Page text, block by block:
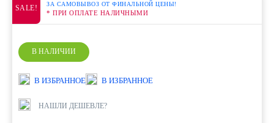
SALE! ЗА САМОВЫВОЗ ОТ ФИНАЛЬНОЙ ЦЕНЫ!
* ПРИ ОПЛАТЕ НАЛИЧНЫМИ
В НАЛИЧИИ
В ИЗБРАННОЕ В ИЗБРАННОЕ
НАШЛИ ДЕШЕВЛЕ?